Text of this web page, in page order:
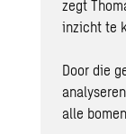
zegt
inzicht te
Door die
alle